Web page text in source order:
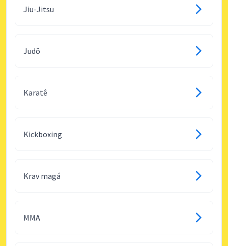
Jiu-Jitsu
Judô
Karatê
Kickboxing
Krav magá
MMA